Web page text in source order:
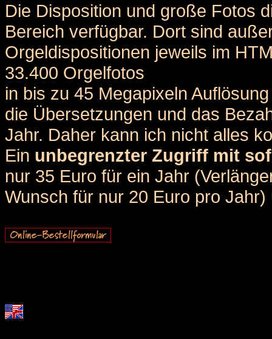
Die Disposition und große Fotos
Bereich verfügbar. Dort sind
Orgeldispositionen jeweils im
33.400 Orgelfotos
in bis zu 45 Megapixeln
die Übersetzungen und das
Jahr. Daher kann ich nicht alles
Ein unbegrenzter Zugriff mit
nur 35 Euro für ein Jahr
Wunsch für nur 20 Euro pro